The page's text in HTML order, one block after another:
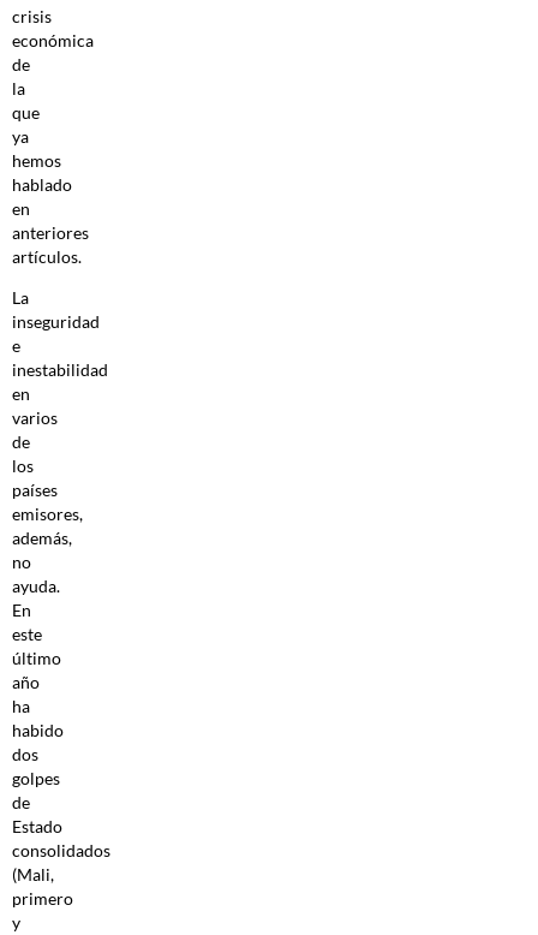
crisis
económica
de
la
que
ya
hemos
hablado
en
anteriores
artículos.
La
inseguridad
e
inestabilidad
en
varios
de
los
países
emisores,
además,
no
ayuda.
En
este
último
año
ha
habido
dos
golpes
de
Estado
consolidados
(Mali,
primero
y